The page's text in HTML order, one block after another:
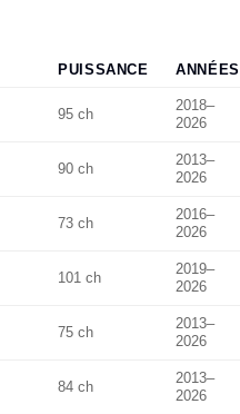
PUISSANCE ANNÉES
95 ch
2018–
2026
90 ch
2013–
2026
73 ch
2016–
2026
101 ch
2019–
2026
75 ch
2013–
2026
84 ch
2013–
2026